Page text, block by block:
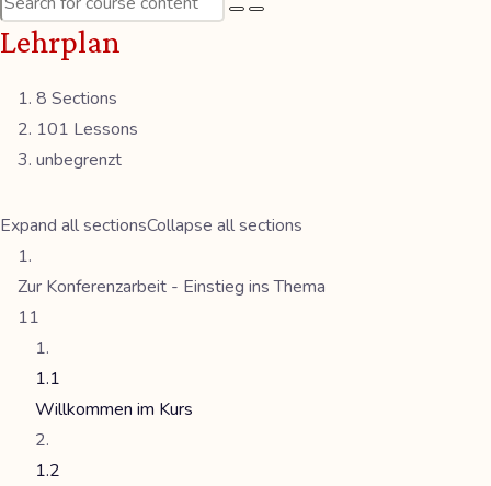
Lehrplan
8 Sections
101 Lessons
unbegrenzt
Expand all sectionsCollapse all sections
Zur Konferenzarbeit - Einstieg ins Thema
11
1.1
Willkommen im Kurs
1.2